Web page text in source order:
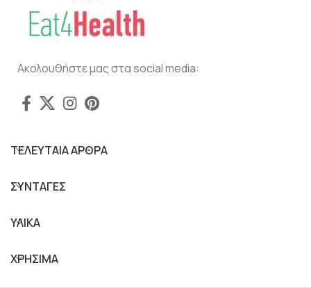
Ακολουθήστε μας στα social media:
ΤΕΛΕΥΤΑΙΑ ΑΡΘΡΑ
ΣΥΝΤΑΓΕΣ
ΥΛΙΚΑ
ΧΡΗΣΙΜΑ